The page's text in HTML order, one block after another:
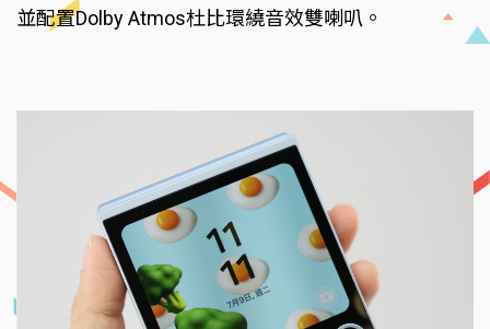
並配置Dolby Atmos杜比環繞音效雙喇叭。